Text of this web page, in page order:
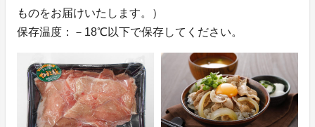
ものをお届けいたします。）
保存温度：－18℃以下で保存してください。